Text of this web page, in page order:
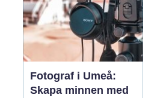
Fotograf i Umeå:
Skapa minnen med